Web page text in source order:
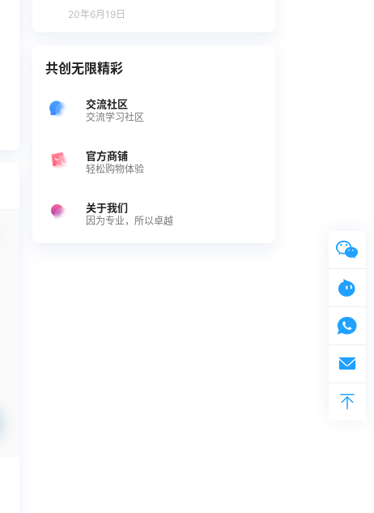
20年6月19日
共创无限精彩
交流社区
交流学习社区
官方商铺
轻松购物体验
关于我们
因为专业，所以卓越